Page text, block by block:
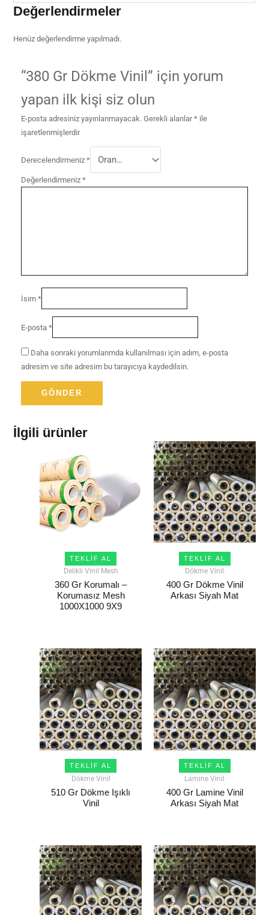
Değerlendirmeler
Henüz değerlendirme yapılmadı.
“380 Gr Dökme Vinil” için yorum
yapan ilk kişi siz olun
E-posta adresiniz yayınlanmayacak. Gerekli alanlar* ile
işaretlenmişlerdir
Derecelendirmeniz*
Değerlendirmeniz*
İsim*
E-posta*
Daha sonraki yorumlarımda kullanılması için adım, e-posta
adresim ve site adresim bu tarayıcıya kaydedilsin.
İlgili ürünler
TEKLIF AL
Delikli Vinil Mesh
360 Gr Korumalı –
Korumasız Mesh
1000X1000 9X9
TEKLIF AL
Dökme Vinil
400 Gr Dökme Vinil
Arkası Siyah Mat
TEKLIF AL
Dökme Vinil
510 Gr Dökme Işıklı
Vinil
TEKLIF AL
Lamine Vinil
400 Gr Lamine Vinil
Arkası Siyah Mat